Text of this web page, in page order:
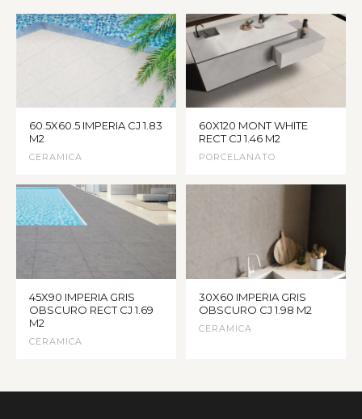
60.5X60.5 IMPERIA CJ 1.83
M2
CERAMICA
60X120 MONT WHITE
RECT CJ 1.46 M2
PORCELANATO
45X90 IMPERIA GRIS
OBSCURO RECT CJ 1.69
M2
CERAMICA
30X60 IMPERIA GRIS
OBSCURO CJ 1.98 M2
CERAMICA